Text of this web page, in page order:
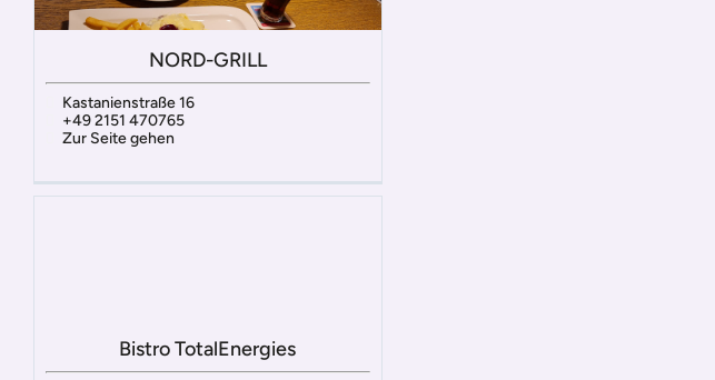
NORD-GRILL
Kastanienstraße 16
+49 2151 470765
Zur Seite gehen
Bistro TotalEnergies